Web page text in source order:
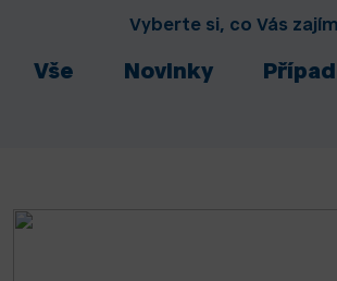
Vyberte si, co Vás
Vše Novinky